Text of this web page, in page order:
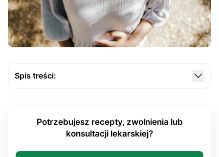
Spis treści:
Jak lekarz ocenia dokumenty przed wystawieniem
Jak pacjentka może uzyskać leki stosowane w
Potrzebujesz recepty, zwolnienia lub
konsultacji lekarskiej?